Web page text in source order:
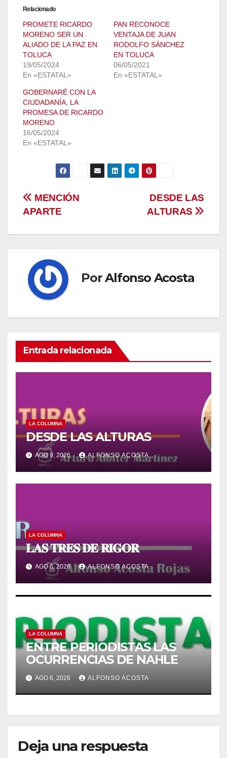
Relacionado
PROMETE RICARDO
MORENO SER UN
ALIADO DE LA PAZ EN
TOLUCA
19/05/2024
En «ESTATAL»
PAN RECONOCE
VENTAJA DE JUAN
RODOLFO SÁNCHEZ
EN TOLUCA
06/05/2021
En «ESTATAL»
GOBERNARÉ CON LA
CIUDADANÍA, LA
PROMESA DE RICARDO
MORENO
16/05/2024
En «ESTATAL»
Navegación
DESDE LAS
ALTURAS
MENCIÓN
APARTE
PorAlfonso Acosta
Entrada relacionada
LA COLUMNA
DESDE LAS ALTURAS
AGO 9, 2026 ALFONSO ACOSTA
LA COLUMNA
𝐋𝐀𝐒 𝐓𝐑𝐄𝐒 𝐃𝐄 𝐑𝐈𝐆𝐎𝐑
AGO 6, 2026 ALFONSO ACOSTA
LA COLUMNA
ENTRE PERIODISTAS LAS
OCURRENCIAS DE NAHLE
AGO 6, 2026 ALFONSO ACOSTA
Deja una respuesta